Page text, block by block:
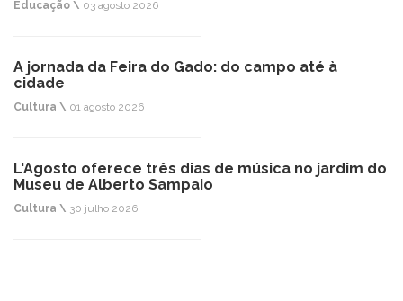
Educação \ 03 agosto 2026
A jornada da Feira do Gado: do campo até à
cidade
Cultura \ 01 agosto 2026
L'Agosto oferece três dias de música no jardim do
Museu de Alberto Sampaio
Cultura \ 30 julho 2026